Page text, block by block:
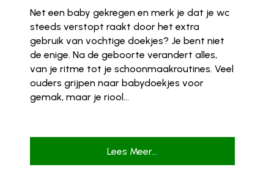
Net een baby gekregen en merk je dat je wc
steeds verstopt raakt door het extra
gebruik van vochtige doekjes? Je bent niet
de enige. Na de geboorte verandert alles,
van je ritme tot je schoonmaakroutines. Veel
ouders grijpen naar babydoekjes voor
gemak, maar je riool...
Lees Meer...